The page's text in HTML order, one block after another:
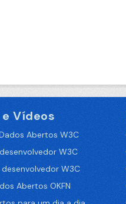
Vídeos
Abertos W3C
W3C
W3C
Abertos OKFN